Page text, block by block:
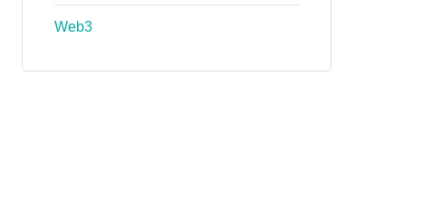
Web3